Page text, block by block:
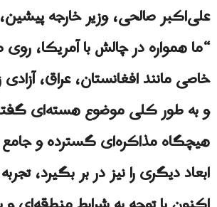
علی‌اکبر صالحی، وزیر خارجه
“ما همواره در چالش با آمریکا،
خاصی مانند افغانستان، عراق، آزادی
و به طور کلی موضوع هسته‌ای
هیچگاه مذاکره‌ای گسترده و
ابعاد دیگری را نیز در بر بگیرد،